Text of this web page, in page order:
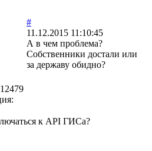
12479
#
11.12.2015 11:10:45
А в чем проблема?
Собственники достали или
за державу обидно?
к API ГИСа?